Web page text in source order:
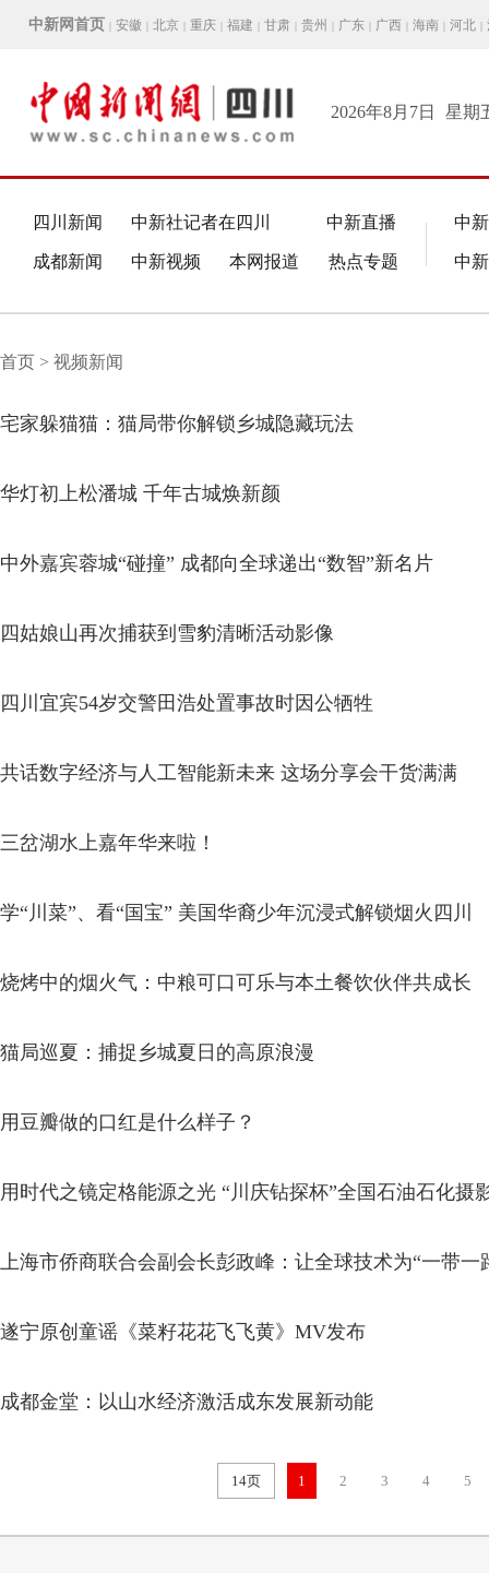
中新网首页 | 安徽 | 北京 | 重庆 | 福建 | 甘肃 | 贵州 | 广东 | 广西 | 海南 | 河北 |
2026年8月7日 星期
四川新闻 中新社记者在四川 中新直播
成都新闻 中新视频 本网报道 热点专题
中
中
首页 > 视频新闻
宅家躲猫猫：猫局带你解锁乡城隐藏玩法
华灯初上松潘城 千年古城焕新颜
中外嘉宾蓉城“碰撞” 成都向全球递出“数智”新名片
四姑娘山再次捕获到雪豹清晰活动影像
四川宜宾54岁交警田浩处置事故时因公牺牲
共话数字经济与人工智能新未来 这场分享会干货满满
三岔湖水上嘉年华来啦！
学“川菜”、看“国宝” 美国华裔少年沉浸式解锁烟火四川
烧烤中的烟火气：中粮可口可乐与本土餐饮伙伴共成长
猫局巡夏：捕捉乡城夏日的高原浪漫
用豆瓣做的口红是什么样子？
用时代之镜定格能源之光 “川庆钻探杯”全国石油石化摄
上海市侨商联合会副会长彭政峰：让全球技术为“一带一
遂宁原创童谣《菜籽花花飞飞黄》MV发布
成都金堂：以山水经济激活成东发展新动能
14页 1 2 3 4 5